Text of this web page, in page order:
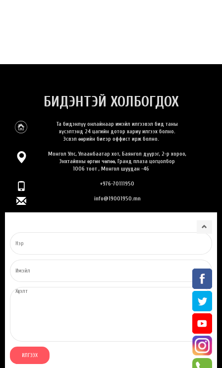
БИДЭНТЭЙ ХОЛБОГДОХ
Та бидэнлүү онлайнаар имэйл илгээвэл бид таны
хүсэлтэнд 24 цагийн дотор хариу илгээх болно.
Эсвэл өөрийн биеэр оффист ирж болно.
Монгол Улс, Улаанбаатар хот, Баянгол дүүрэг, 2-р хороо,
Энхтайвны өргөн чөлөө, Гранд плаза цогцолбор
1006 тоот , Монгол шуудан -46
+976-70111950
info@19001950.mn